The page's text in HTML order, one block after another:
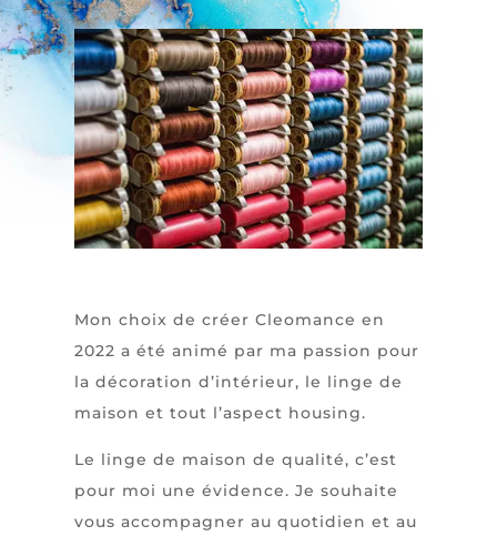
Mon choix de créer Cleomance en
2022 a été animé par ma passion pour
la décoration d’intérieur, le linge de
maison et tout l’aspect housing.
Le linge de maison de qualité, c’est
pour moi une évidence. Je souhaite
vous accompagner au quotidien et au